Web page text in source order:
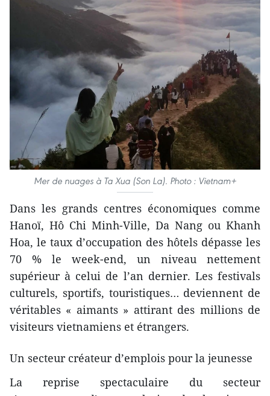
Mer de nuages à Ta Xua (Son La). Photo : Vietnam+
Dans les grands centres économiques comme
Hanoï, Hô Chi Minh-Ville, Da Nang ou Khanh
Hoa, le taux d’occupation des hôtels dépasse les
70 % le week-end, un niveau nettement
supérieur à celui de l’an dernier. Les festivals
culturels, sportifs, touristiques… deviennent de
véritables « aimants » attirant des millions de
visiteurs vietnamiens et étrangers.
Un secteur créateur d’emplois pour la jeunesse
La reprise spectaculaire du secteur